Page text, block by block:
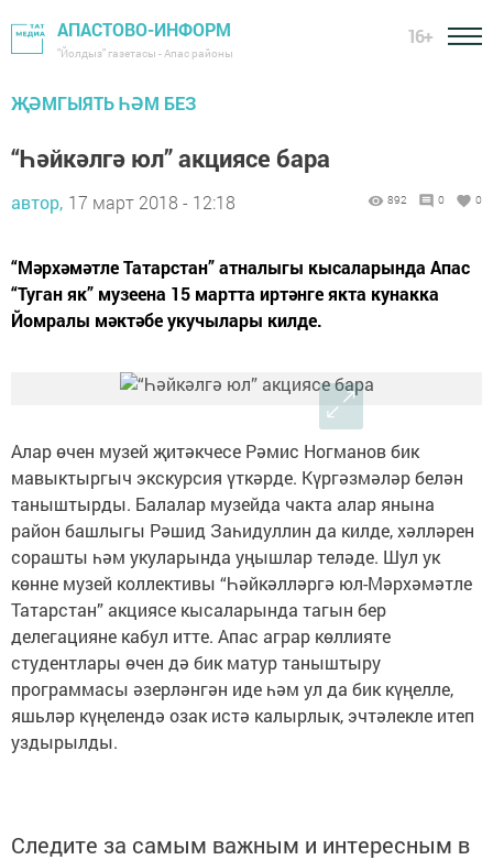
АПАСТОВО-ИНФОРМ
"Йолдыз" газетасы - Апас районы
16+
ҖӘМГЫЯТЬ ҺӘМ БЕЗ
“Һәйкәлгә юл” акциясе бара
автор, 17 март 2018 - 12:18 892 0 0
“Мәрхәмәтле Татарстан” атналыгы кысаларында Апас
“Туган як” музеена 15 мартта иртәнге якта кунакка
Йомралы мәктәбе укучылары килде.
Алар өчен музей җитәкчесе Рәмис Ногманов бик
мавыктыргыч экскурсия үткәрде. Күргәзмәләр белән
таныштырды. Балалар музейда чакта алар янына
район башлыгы Рәшид Заһидуллин да килде, хәлләрен
сорашты һәм укуларында уңышлар теләде. Шул ук
көнне музей коллективы “Һәйкәлләргә юл-Мәрхәмәтле
Татарстан” акциясе кысаларында тагын бер
делегацияне кабул итте. Апас аграр көллияте
студентлары өчен дә бик матур таныштыру
программасы әзерләнгән иде һәм ул да бик күңелле,
яшьләр күңелендә озак истә калырлык, эчтәлекле итеп
уздырылды.
Следите за самым важным и интересным в